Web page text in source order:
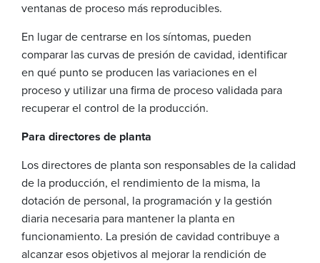
ventanas de proceso más reproducibles.
En lugar de centrarse en los síntomas, pueden
comparar las curvas de presión de cavidad, identificar
en qué punto se producen las variaciones en el
proceso y utilizar una firma de proceso validada para
recuperar el control de la producción.
Para directores de planta
Los directores de planta son responsables de la calidad
de la producción, el rendimiento de la misma, la
dotación de personal, la programación y la gestión
diaria necesaria para mantener la planta en
funcionamiento. La presión de cavidad contribuye a
alcanzar esos objetivos al mejorar la rendición de